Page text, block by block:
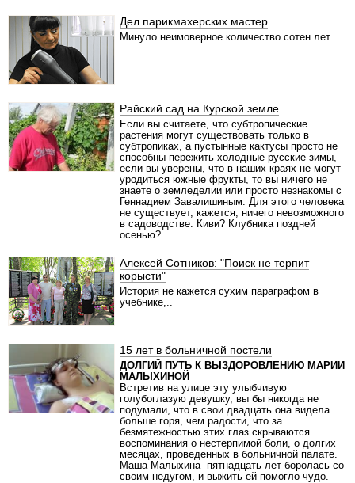
Дел парикмахерских мастер
Минуло неимоверное количество сотен лет...
Райский сад на Курской земле
Если вы считаете, что субтропические
растения могут существовать только в
субтропиках, а пустынные кактусы просто не
способны пережить холодные русские зимы,
если вы уверены, что в наших краях не могут
уродиться южные фрукты, то вы ничего не
знаете о земледелии или просто незнакомы с
Геннадием Завалишиным. Для этого человека
не существует, кажется, ничего невозможного
в садоводстве. Киви? Клубника поздней
осенью?
Алексей Сотников: "Поиск не терпит
корысти"
История не кажется сухим параграфом в
учебнике,..
15 лет в больничной постели
ДОЛГИЙ ПУТЬ К ВЫЗДОРОВЛЕНИЮ МАРИИ
МАЛЫХИНОЙ
Встретив на улице эту улыбчивую
голубоглазую девушку, вы бы никогда не
подумали, что в свои двадцать она видела
больше горя, чем радости, что за
безмятежностью этих глаз скрываются
воспоминания о нестерпимой боли, о долгих
месяцах, проведенных в больничной палате.
Маша Малыхина пятнадцать лет боролась со
своим недугом, и выжить ей помогло чудо.